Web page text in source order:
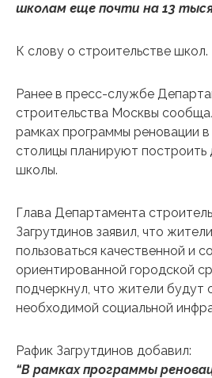
школам еще почти на 13
К слову о строительстве школ.
Ранее в пресс-службе
строительства Москвы
рамках программы реновации
столицы планируют построить
школы.
Глава Департамента
Загрутдинов заявил, что
пользоваться качественной и
ориентированной городской
подчеркнул, что жители будут
необходимой социальной
Рафик Загрутдинов добавил:
“В рамках программы